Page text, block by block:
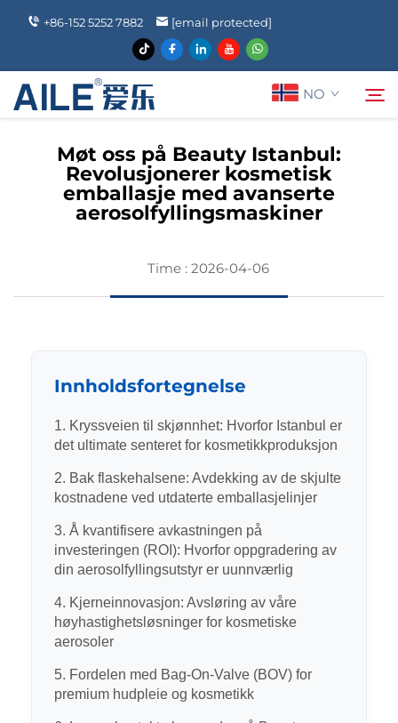
+86-152 5252 7882 [email protected]
NO
Om oss
Kontakt Oss
Anvendelse
Søk
Møt oss på Beauty Istanbul:
Revolusjonerer kosmetisk
emballasje med avanserte
aerosolfyllingsmaskiner
Time : 2026-04-06
Innholdsfortegnelse
1. Kryssveien til skjønnhet: Hvorfor Istanbul er
det ultimate senteret for kosmetikkproduksjon
2. Bak flaskehalsene: Avdekking av de skjulte
kostnadene ved utdaterte emballasjelinjer
3. Å kvantifisere avkastningen på
investeringen (ROI): Hvorfor oppgradering av
din aerosolfyllingsutstyr er uunnværlig
4. Kjerneinnovasjon: Avsløring av våre
høyhastighetsløsninger for kosmetiske
aerosoler
5. Fordelen med Bag-On-Valve (BOV) for
premium hudpleie og kosmetikk